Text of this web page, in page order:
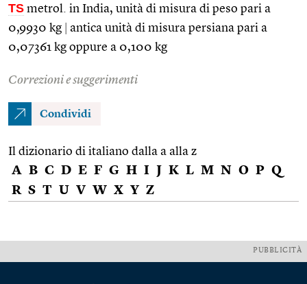
TS metrol. in India, unità di misura di peso pari a
0,9930 kg
antica unità di misura persiana pari a
0,07361 kg oppure a 0,100 kg
Correzioni e suggerimenti
Condividi
Il dizionario di italiano dalla a alla z
A B C D E F G H I J K L M N O P Q
R S T U V W X Y Z
PUBBLICITÀ